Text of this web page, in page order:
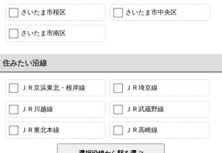
さいたま市桜区 さいたま市中央区
さいたま市南区
住みたい沿線
ＪＲ京浜東北・根岸線 ＪＲ埼京線
ＪＲ川越線 ＪＲ武蔵野線
ＪＲ東北本線 ＪＲ高崎線